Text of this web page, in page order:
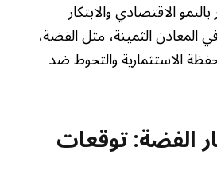
الاقتصادي والابتكار
المعادن الثمينة، مثل الفضة،
الاستثمارية والتحوط ضد
الفضة: توقعات